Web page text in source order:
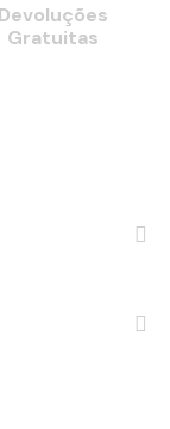
Devoluções
Gratuitas